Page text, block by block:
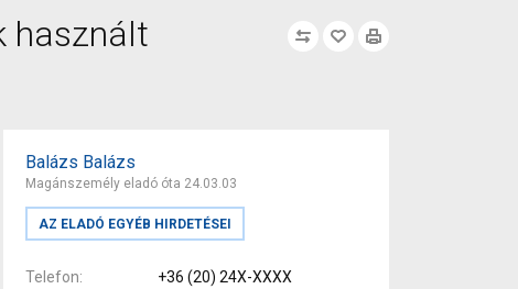
használt
Balázs Balázs
Magánszemély eladó óta 24.03.03
AZ ELADÓ EGYÉB HIRDETÉSEI
Telefon
+36 (20) 24X-XXXX